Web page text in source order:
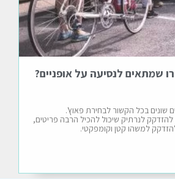
שמתאים לנסיעה על אופניים?
שונים בכל הקשור לבחירת פאוץ'.
להזדקק לנרתיק שיכול להכיל הרבה פריטים,
למשהו קטן וקומפקטי.